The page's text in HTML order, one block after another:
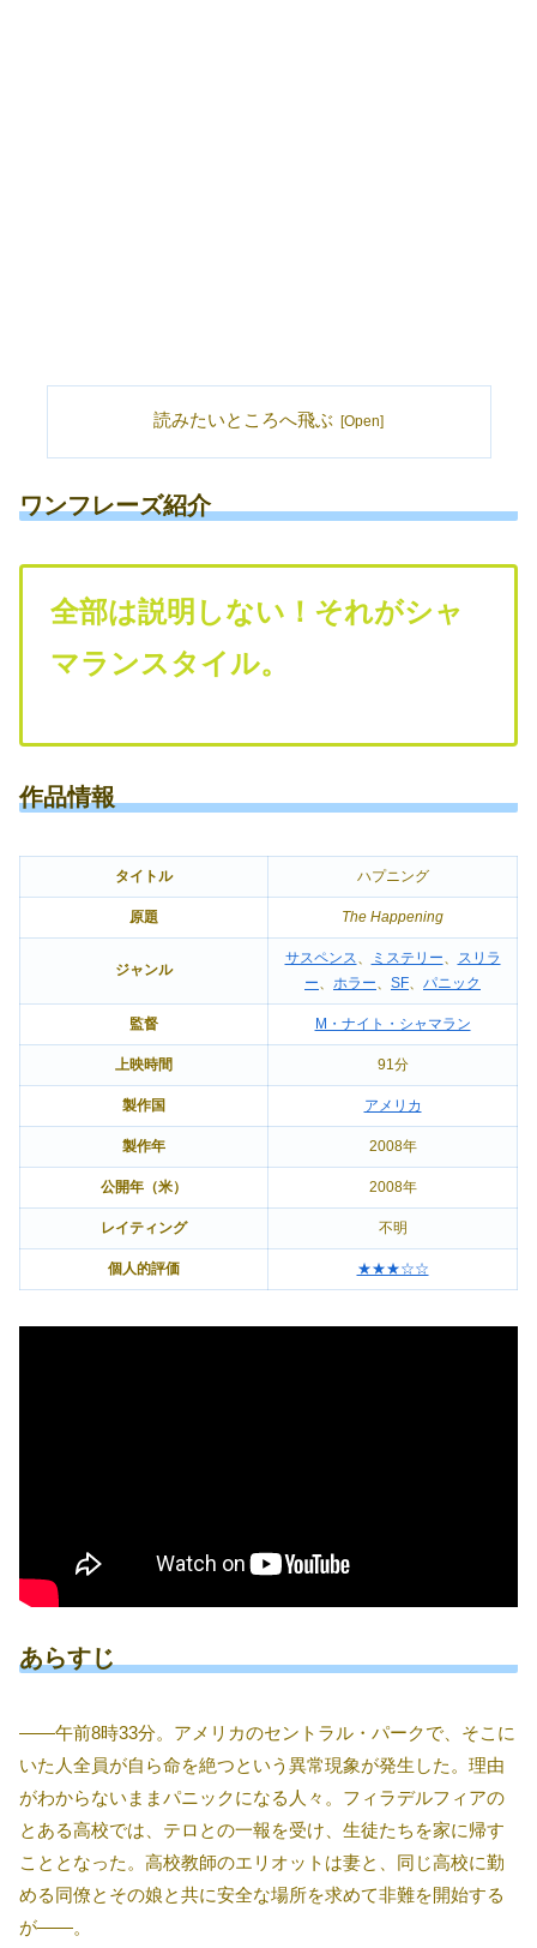
読みたいところへ飛ぶ
ワンフレーズ紹介
全部は説明しない！それがシャ
マランスタイル。
作品情報
タイトル ハプニング
原題 The Happening
ジャンル
サスペンス、 ミステリー、
スリラ
ー、 ホラー、 SF、 パニック
監督 M・ナイト・シャマラン
上映時間 91分
製作国 アメリカ
製作年 2008年
公開年（米） 2008年
レイティング 不明
個人的評価 ★★★☆☆
あらすじ
――午前8時33分。アメリカのセントラル・パークで、そこに
いた人全員が自ら命を絶つという異常現象が発生した。理由
がわからないままパニックになる人々。フィラデルフィアの
とある高校では、テロとの一報を受け、生徒たちを家に帰す
こととなった。高校教師のエリオットは妻と、同じ高校に勤
める同僚とその娘と共に安全な場所を求めて非難を開始する
が――。